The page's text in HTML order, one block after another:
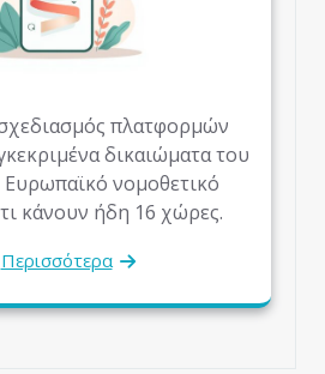
πλατφορμών
δικαιώματα του
Ευρωπαϊκό νομοθετικό
κάνουν ήδη 16 χώρες.
Περισσότερα